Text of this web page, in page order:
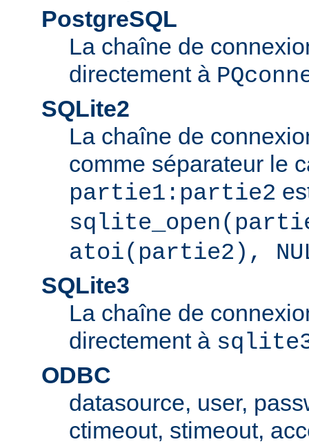
PostgreSQL
La chaîne de
directement à
SQLite2
La chaîne de
comme séparateur le
partie1:partie2
atoi(partie2),
SQLite3
La chaîne de
directement à
ODBC
datasource, user,
ctimeout, stimeout,